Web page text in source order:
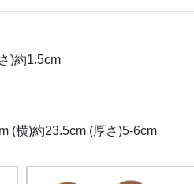
)約1.5cm
(横)約23.5cm (厚さ)5-6cm